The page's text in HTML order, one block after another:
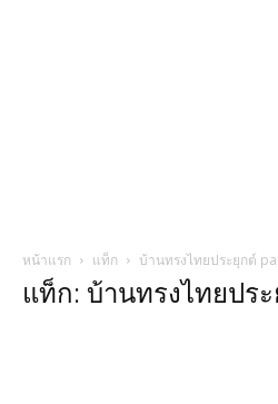
หน้าแรก แท็ก บ้านทรงไทยประยุกต์
แท็ก: บ้านทรงไทยปร